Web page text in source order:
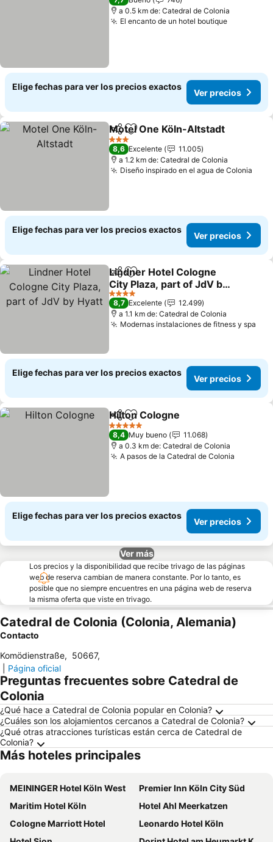
a 0.5 km de: Catedral de Colonia
El encanto de un hotel boutique
Elige fechas para ver los precios exactos
Ver precios
CompartirAgregar a favoritos
Motel One Köln-Altstadt
3 Estrellas
8,6 Excelente
11.005
a 1.2 km de: Catedral de Colonia
Diseño inspirado en el agua de Colonia
Elige fechas para ver los precios exactos
Ver precios
CompartirAgregar a favoritos
Lindner Hotel Cologne
City Plaza, part of JdV by
Hyatt
4 Estrellas
8,7 Excelente
12.499
a 1.1 km de: Catedral de Colonia
Modernas instalaciones de fitness y spa
Elige fechas para ver los precios exactos
Ver precios
CompartirAgregar a favoritos
Hilton Cologne
5 Estrellas
8,4 Muy bueno
11.068
a 0.3 km de: Catedral de Colonia
A pasos de la Catedral de Colonia
Elige fechas para ver los precios exactos
Ver precios
Ver más
Los precios y la disponibilidad que recibe trivago de las páginas
web de reserva cambian de manera constante. Por lo tanto, es
posible que no siempre encuentres en una página web de reserva
la misma oferta que viste en trivago.
Catedral de Colonia (Colonia, Alemania)
Contacto
Komödienstraße, 50667,
Página oficial
Preguntas frecuentes sobre Catedral de
Colonia
¿Qué hace a Catedral de Colonia popular en Colonia?
¿Cuáles son los alojamientos cercanos a Catedral de Colonia?
¿Qué otras atracciones turísticas están cerca de Catedral de
Colonia?
Más hoteles principales
MEININGER Hotel Köln West
Premier Inn Köln City Süd
Maritim Hotel Köln
Hotel Ahl Meerkatzen
Cologne Marriott Hotel
Leonardo Hotel Köln